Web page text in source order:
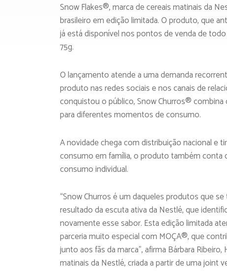
Snow Flakes®, marca de cereais matinais da
brasileiro em edição limitada. O produto, que
já está disponível nos pontos de venda de
75g.
O lançamento atende a uma demanda
produto nas redes sociais e nos canais de
conquistou o público, Snow Churros®
para diferentes momentos de consumo.
A novidade chega com distribuição nacional e
consumo em família, o produto também conta
consumo individual.
“Snow Churros é um daqueles produtos que
resultado da escuta ativa da Nestlé, que
novamente esse sabor. Esta edição limitada
parceria muito especial com MOÇA®, que
junto aos fãs da marca”, afirma Bárbara
matinais da Nestlé, criada a partir de uma joint